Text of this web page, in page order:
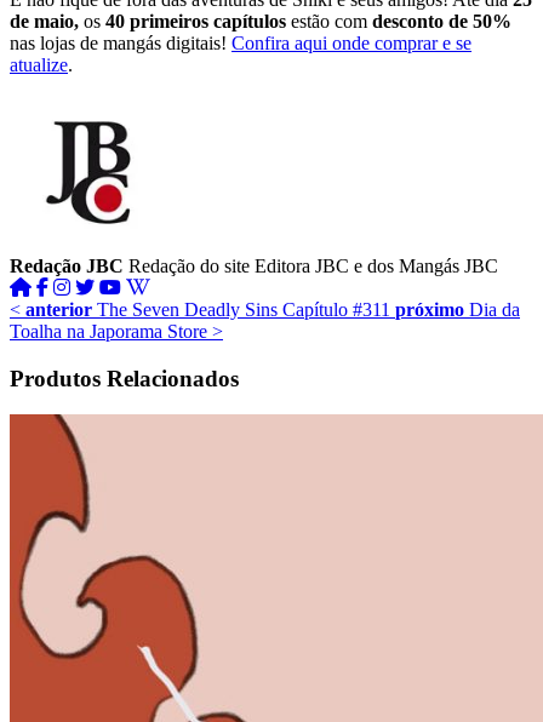
de maio, os 40 primeiros capítulos estão com desconto de 50%
nas lojas de mangás digitais! Confira aqui onde comprar e se
atualize.
Redação JBC Redação do site Editora JBC e dos Mangás JBC
< anterior The Seven Deadly Sins Capítulo #311 próximo Dia da
Toalha na Japorama Store >
Produtos Relacionados